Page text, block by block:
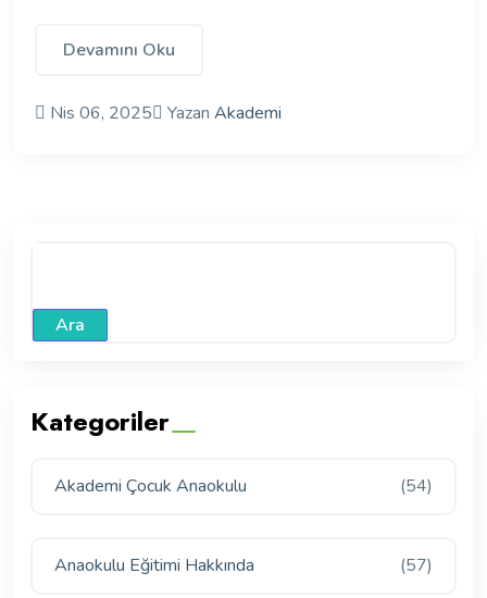
Devamını Oku
Nis 06, 2025 Yazan Akademi
Ara
Kategoriler
Akademi Çocuk Anaokulu (54)
Anaokulu Eğitimi Hakkında (57)